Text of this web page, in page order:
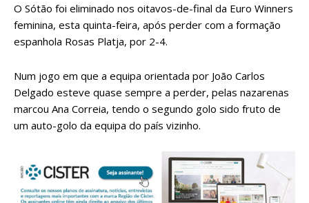
O Sótão foi eliminado nos oitavos-de-final da Euro Winners
feminina, esta quinta-feira, após perder com a formação
espanhola Rosas Platja, por 2-4.
Num jogo em que a equipa orientada por João Carlos
Delgado esteve quase sempre a perder, pelas nazarenas
marcou Ana Correia, tendo o segundo golo sido fruto de
um auto-golo da equipa do país vizinho.